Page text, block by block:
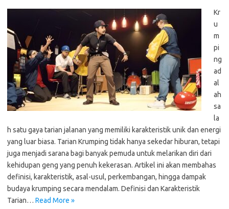
Kr
u
m
pi
ng
ad
al
ah
sa
la
h satu gaya tarian jalanan yang memiliki karakteristik unik dan energi
yang luar biasa. Tarian Krumping tidak hanya sekedar hiburan, tetapi
juga menjadi sarana bagi banyak pemuda untuk melarikan diri dari
kehidupan geng yang penuh kekerasan. Artikel ini akan membahas
definisi, karakteristik, asal-usul, perkembangan, hingga dampak
budaya krumping secara mendalam. Definisi dan Karakteristik
Tarian… Read More »